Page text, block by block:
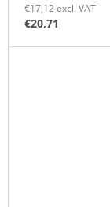
€17,12 excl. VAT
€20,71